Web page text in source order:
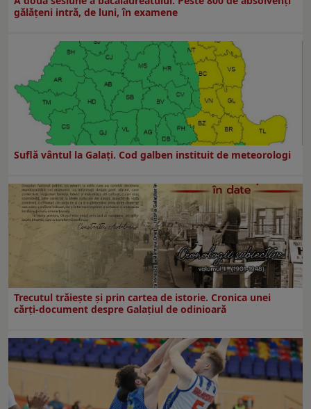
gălăţeni intră, de luni, în examene
Suflă vântul la Galaţi. Cod galben instituit de meteorologi
Trecutul trăiește și prin cartea de istorie. Cronica unei
cărți-document despre Galațiul de odinioară